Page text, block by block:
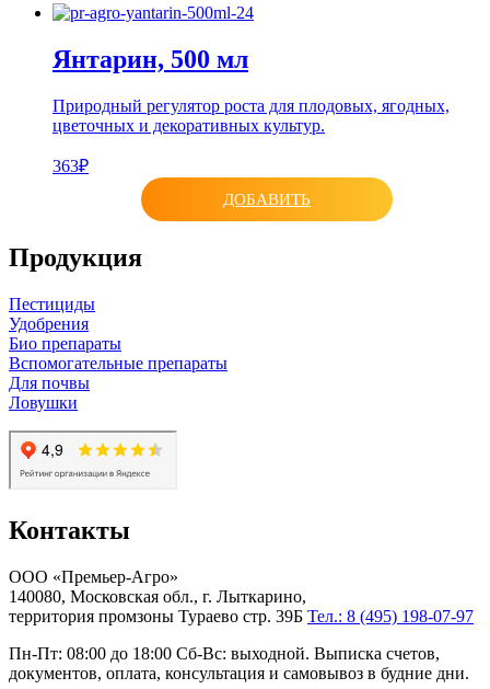
Янтарин, 500 мл
Природный регулятор роста для плодовых, ягодных,
цветочных и декоративных культур.
363₽
ДОБАВИТЬ
Продукция
Пестициды
Удобрения
Био препараты
Вспомогательные препараты
Для почвы
Ловушки
Контакты
ООО «Премьер-Агро»
140080, Московская обл., г. Лыткарино,
территория промзоны Тураево стр. 39Б Тел.: 8 (495) 198-07-97
Пн-Пт: 08:00 до 18:00 Сб-Вс: выходной. Выписка счетов,
документов, оплата, консультация и самовывоз в будние дни.